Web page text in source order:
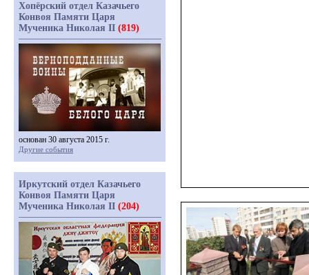
Хопёрский отдел Казачьего
Конвоя Памяти Царя
Мученика Николая II (819)
основан 30 августа 2015 г.
Другие события
Иркутский отдел Казачьего
Конвоя Памяти Царя
Мученика Николая II (204)